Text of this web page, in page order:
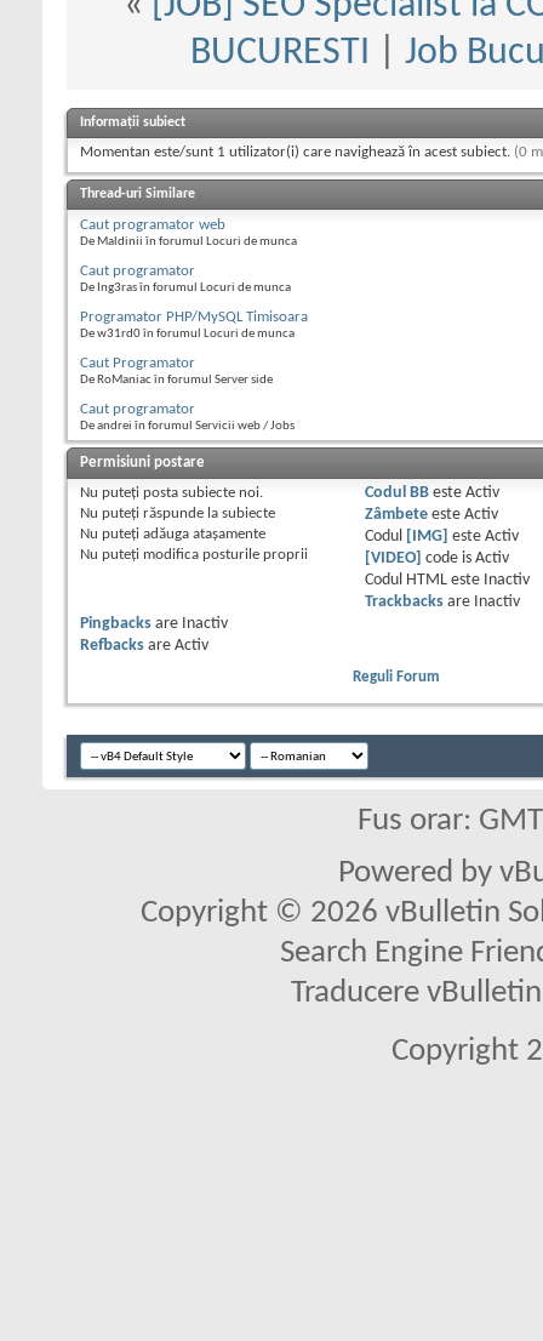
BUCURESTI
Job
Informații subiect
Momentan este/sunt 1 utilizator(i) care navighează în acest subiect. (0
Thread-uri Similare
Caut programator web
De Maldinii în forumul Locuri de munca
Caut programator
De Ing3ras în forumul Locuri de munca
Programator PHP/MySQL Timisoara
De w31rd0 în forumul Locuri de munca
Caut Programator
De RoManiac în forumul Server side
Caut programator
De andrei în forumul Servicii web / Jobs
Permisiuni postare
Nu puteţi posta subiecte noi.
Nu puteţi răspunde la subiecte
Nu puteţi adăuga ataşamente
Nu puteţi modifica posturile proprii
Codul BBeste Activ
Zâmbeteeste Activ
Codul
[IMG] este Activ
[VIDEO]
code is Activ
Codul HTML este
Inactiv
Trackbacksare
Inactiv
Pingbacks are
Inactiv
Refbacks are Activ
Reguli Forum
Fus orar:
Powered by
Copyright © 2026 vBulletin
Search Engine
Traducere
Copyright